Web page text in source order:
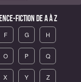
fiction de A à Z
F G H
O P Q
X Y Z